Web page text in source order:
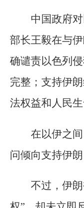
中国政府
部长王毅在与
确谴责以色列
完整；支持伊
法权益和人民生
在以伊之
问倾向支持伊
不过，伊